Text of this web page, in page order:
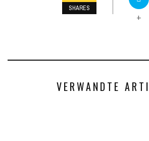
SHARES
+
VERWANDTE